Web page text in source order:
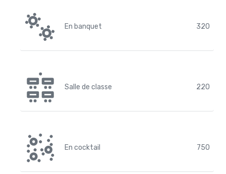
En banquet 320
Salle de classe 220
En cocktail 750